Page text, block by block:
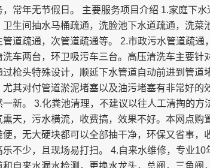
，常年无节假日。 主要服务项目介绍 1.家庭下
卫生间抽水马桶疏通，洗脸池下水道疏通，洗菜
管道疏通，次管道疏通等。 2.市政污水管道疏通
洗车两台，环卫吸污车三台。高压清洗车主要针
过枪头特殊设计，顺延下水管道自动前进到管道
尤其对付管道淤泥堵塞以及油污堵塞有非常好的
一新。 3.化粪池清理，不建议以往人工清掏的方
熏天，污水横流，收费搞，效果不好。本网点购
便，无大硬块都可以全部抽干净，环保又省事，
乐不少，且现场易打扫。 4.自来水维修，专业
和自来水漏水检测，更换水龙头，总阀，三角阀